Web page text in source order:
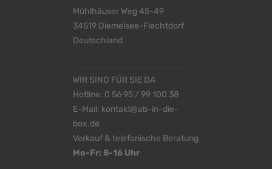
Mühlhäuser Weg 45-49
34519 Diemelsee-Flechtdorf
Deutschland
WIR SIND FÜR SIE DA
Hotline: 0 56 95 / 99 100 38
E-Mail: kontakt@ab-in-die-
box.de
Verkauf & telefonische Beratung
Mo-Fr: 8-16 Uhr